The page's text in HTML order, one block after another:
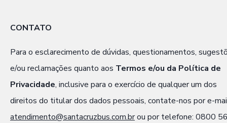
CONTATO
Para o esclarecimento de dúvidas, questionamentos,
e/ou reclamações quanto aos Termos e/ou da Política de
Privacidade, inclusive para o exercício de qualquer um dos
direitos do titular dos dados pessoais, contate-nos por e-
atendimento@santacruzbus.com.brou por telefone: 0800